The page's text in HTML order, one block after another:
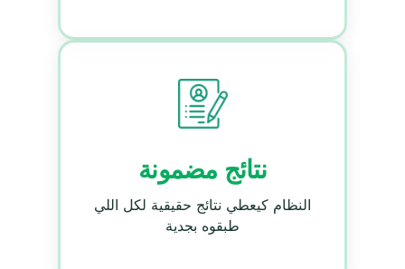
نتائج مضمونة
النظام كيعطي نتائج حقيقية لكل اللي
طبقوه بجدية